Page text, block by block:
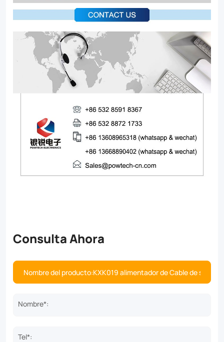
Consulta Ahora
Nombre*:
Tel*: